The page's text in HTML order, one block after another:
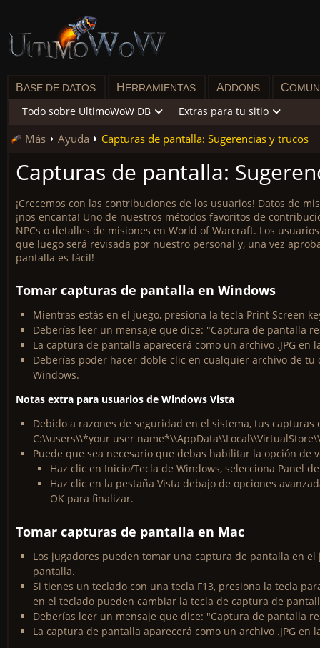
BASE DE DATOS H ERRAMIENTAS ADDONS C
Todo sobre UltimoWoW DB Extras para tu sitio
Más Ayuda Capturas de pantalla: Sugerencias y trucos
Capturas de pantalla:
¡Crecemos con las contribuciones de los usuarios! Datos de
¡nos encanta! Uno de nuestros métodos favoritos de
NPCs o detalles de misiones en World of Warcraft. Los
que luego será revisada por nuestro personal y, una vez
pantalla es fácil!
Tomar capturas de pantalla en Windows
Mientras estás en el juego, presiona la tecla Print Screen
Deberías leer un mensaje que dice: "Captura de pantalla
La captura de pantalla aparecerá como un archivo .JPG
Deberías poder hacer doble clic en cualquier archivo de
Windows.
Notas extra para usuarios de Windows Vista
Debido a razones de seguridad en el sistema, tus
C:\\users\\*your user
Puede que sea necesario que debas habilitar la opción
Haz clic en Inicio/Tecla de Windows, selecciona Panel
Haz clic en la pestaña Vista debajo de opciones
OK para finalizar.
Tomar capturas de pantalla en Mac
Los jugadores pueden tomar una captura de pantalla en
pantalla.
Si tienes un teclado con una tecla F13, presiona la tecla
en el teclado pueden cambiar la tecla de captura de
Deberías leer un mensaje que dice: "Captura de pantalla
La captura de pantalla aparecerá como un archivo .JPG